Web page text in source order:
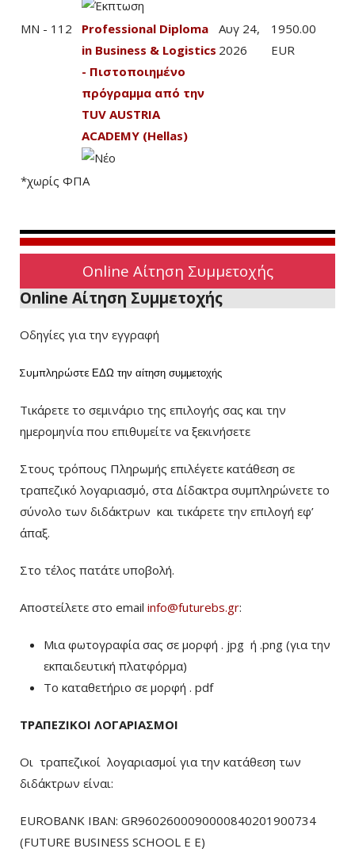
MN - 112
Professional Diploma
in Business & Logistics
- Πιστοποιημένο
πρόγραμμα από την
TUV AUSTRIA
ACADEMY (Hellas)
Αυγ 24,
2026
1950.00
EUR
*χωρίς ΦΠΑ
Online Αίτηση Συμμετοχής
Online Αίτηση Συμμετοχής
Οδηγίες για την εγγραφή
Συμπληρώστε ΕΔΩ την αίτηση συμμετοχής
Τικάρετε το σεμινάριο της επιλογής σας και την
ημερομηνία που επιθυμείτε να ξεκινήσετε
Στους τρόπους Πληρωμής επιλέγετε κατάθεση σε
τραπεζικό λογαριασμό, στα Δίδακτρα συμπληρώνετε το
σύνολο των διδάκτρων και τικάρετε την επιλογή εφ’
άπαξ.
Στο τέλος πατάτε υποβολή.
Αποστείλετε στο email info@futurebs.gr:
Μια φωτογραφία σας σε μορφή . jpg ή .png (για την
εκπαιδευτική πλατφόρμα)
To καταθετήριο σε μορφή . pdf
ΤΡΑΠΕΖΙΚΟΙ ΛΟΓΑΡΙΑΣΜΟΙ
Οι τραπεζικοί λογαριασμοί για την κατάθεση των
διδάκτρων είναι:
EUROBANK IBAN: GR9602600090000840201900734
(FUTURE BUSINESS SCHOOL E E)